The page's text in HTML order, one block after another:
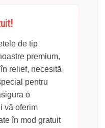
de tip
premium,
relief, necesită
pentru
o
vă oferim
în mod gratuit